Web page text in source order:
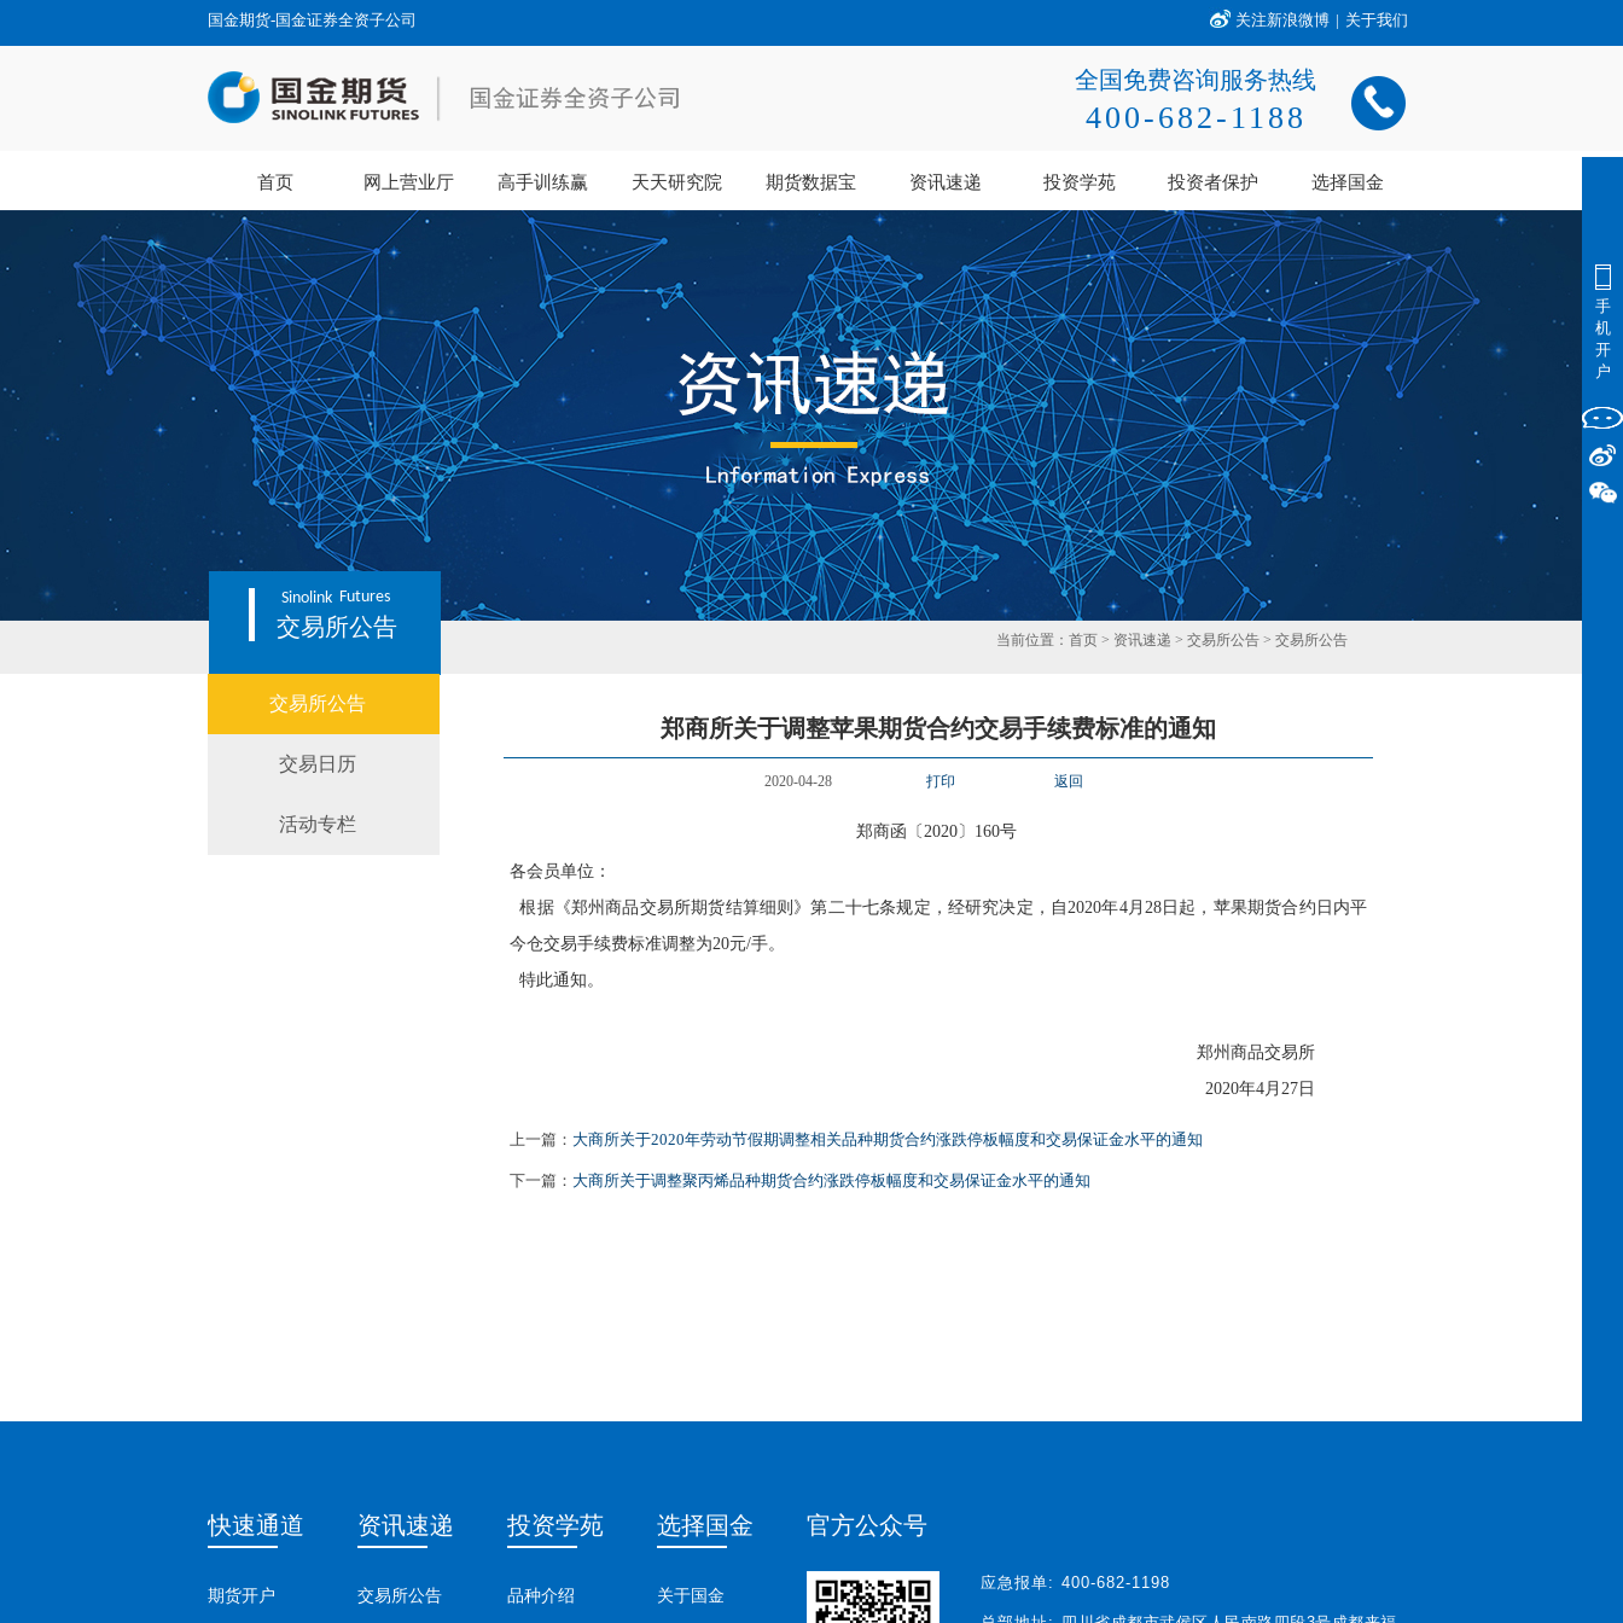
国金期货-国金证券全资子公司 关注新浪微博 | 关于我们
全国免费咨询服务热线
400-682-1188
首页 网上营业厅 高手训练赢 天天研究院 期货数据宝 资讯速递 投资学苑 投资者保护 选择国金
Sinolink Futures
交易所公告 当前位置： 首页 > 资讯速递 > 交易所公告 > 交易所公告
交易所公告
交易日历
活动专栏
郑商所关于调整苹果期货合约交易手续费标准的通知
2020-04-28 打印 返回
郑商函〔 2020〕 160号
各会员单位 ：
根据《郑州商品交易所期货结算细则》第二十七条规定，经研究决定，自2020年4月 28日起，苹果期货合约日内平
今仓交易手续费标准调整为20元/手。
特此通知。
郑州商品交易所
2020年4月27日
上一篇： 大商所关于2020年劳动节假期调整相关品种期货合约涨跌停板幅度和交易保证金水平的通知
下一篇： 大商所关于调整聚丙烯品种期货合约涨跌停板幅度和交易保证金水平的通知
快速通道
期货开户
资讯速递
交易所公告
投资学苑
品种介绍
选择国金
关于国金
官方公众号
应急报单: 400-682-1198
手
机
开
户